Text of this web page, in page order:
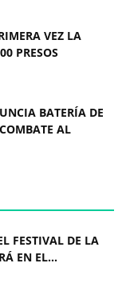
VEZ LA
PRESOS
BATERÍA DE
AL
FESTIVAL DE LA
EN EL...